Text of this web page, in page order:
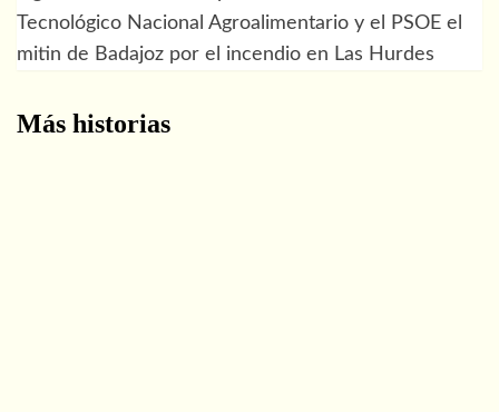
Tecnológico Nacional Agroalimentario y el PSOE el
mitin de Badajoz por el incendio en Las Hurdes
Más historias